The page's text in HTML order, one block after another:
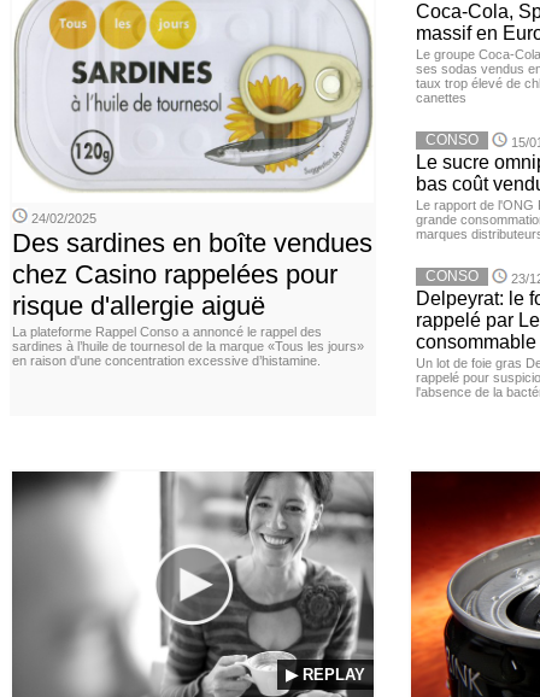
24/02/2025
Des sardines en boîte vendues
chez Casino rappelées pour
risque d'allergie aiguë
La plateforme Rappel Conso a annoncé le rappel des
sardines à l’huile de tournesol de la marque «Tous les jours»
en raison d'une concentration excessive d’histamine.
Coca-Cola,
massif en
Le groupe Coca-
ses sodas vendus
taux trop élevé de
canettes
CONSO 15/
Le sucre
bas coût
Le rapport de l'ONG
grande
marques
CONSO 23/
Delpeyrat: le
rappelé par
consommable
Un lot de foie gras
rappelé pour
l'absence de la
▶ REPLAY